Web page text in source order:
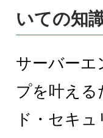
いての知
サーバーエ
プを叶える
ド・セキ